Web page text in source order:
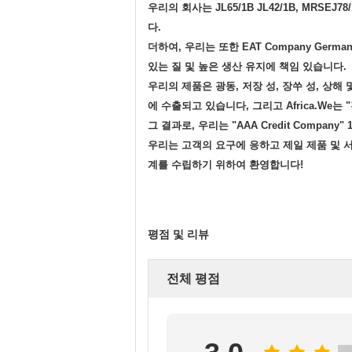
우리의 회사는 JL65/1B JL42/1B,
다.
더하여, 우리는 또한 EAT Company
있는 질 및 높은 생산 유지에 책임 있습니다.
우리의 제품은 광동, 저장 성, 장쑤 성, 상해
에 수출되고 있습니다, 그리고 Africa.We는
그 결과로, 우리는 "AAA Credit Company"
우리는 고객의 요구에 응하고 제일 제품 및
계를 수립하기 위하여 환영합니다!
평점 및 리뷰
전체 평점